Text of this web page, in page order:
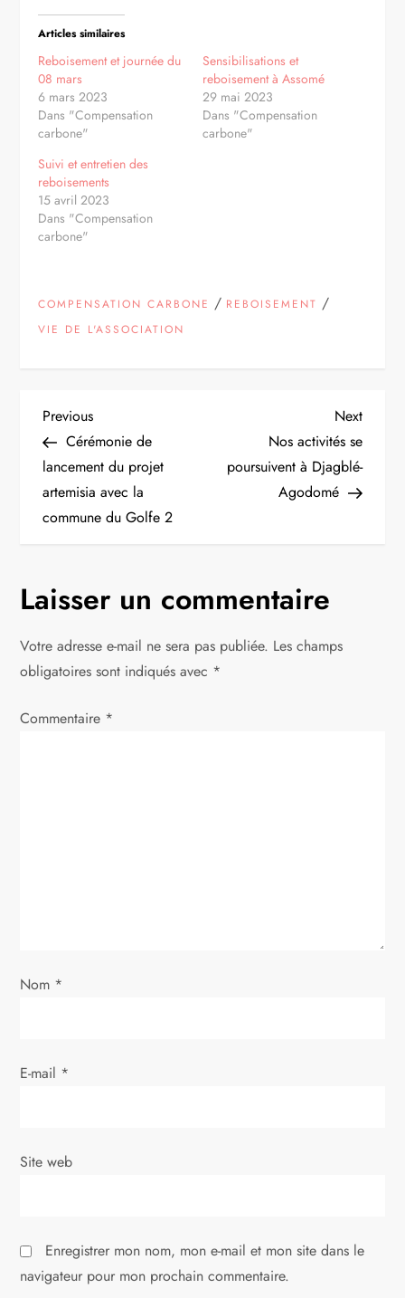
Articles similaires
Reboisement et journée du
08 mars
6 mars 2023
Dans "Compensation
carbone"
Sensibilisations et
reboisement à Assomé
29 mai 2023
Dans "Compensation
carbone"
Suivi et entretien des
reboisements
15 avril 2023
Dans "Compensation
carbone"
COMPENSATION CARBONE / REBOISEMENT /
VIE DE L'ASSOCIATION
N
a
v
g
a
t
i
’
r
e
Previous
Post
Previous
Cérémonie de
lancement du projet
artemisia avec la
commune du Golfe 2
Next
Post
Next
Nos activités se
poursuivent à Djagblé-
Agodomé
Laisser un commentaire
Votre adresse e-mail ne sera pas publiée. Les champs
obligatoires sont indiqués avec *
Commentaire *
Nom *
E-mail *
Site web
Enregistrer mon nom, mon e-mail et mon site dans le
navigateur pour mon prochain commentaire.